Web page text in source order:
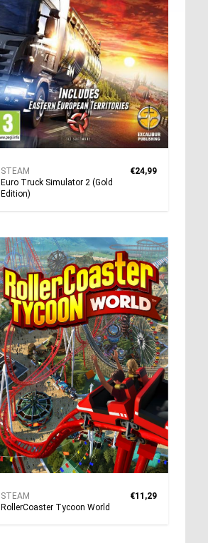
STEAM
Euro Truck Simulator 2 (Gold
Edition)
€24,99
STEAM
RollerCoaster Tycoon World
€11,29